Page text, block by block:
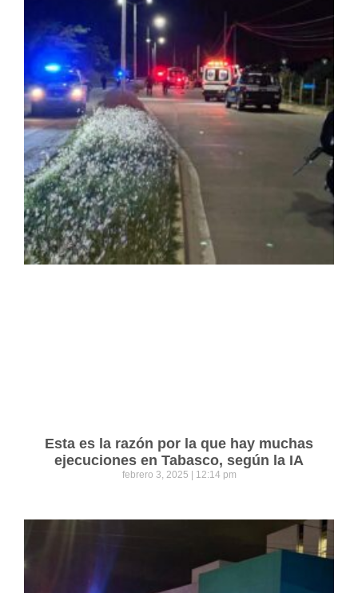
Esta es la razón por la que hay muchas
ejecuciones en Tabasco, según la IA
febrero 3, 2025 12:14 pm